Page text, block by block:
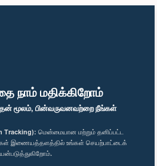
நாம் மதிக்கிறோம்
மூலம், பின்வருவனவற்றை நீங்கள்
Tracking): மென்மையான மற்றும் தனிப்பட்ட
இணையத்தளத்தில் உங்கள் செயற்பாட்டைக்